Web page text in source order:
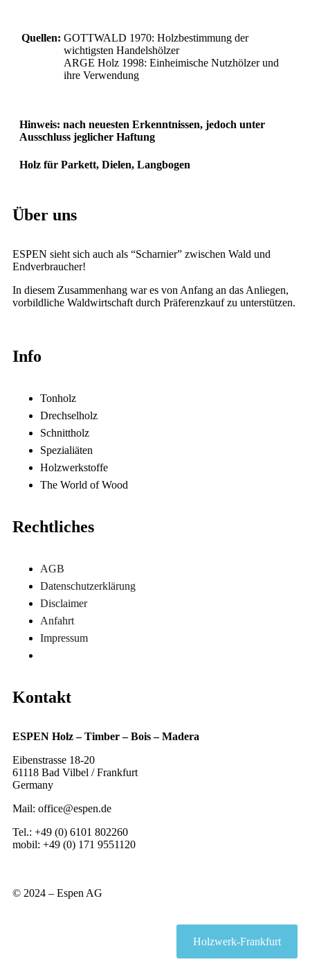
Quellen: GOTTWALD 1970: Holzbestimmung der
wichtigsten Handelshölzer
ARGE Holz 1998: Einheimische Nutzhölzer und
ihre Verwendung
Hinweis: nach neuesten Erkenntnissen, jedoch unter
Ausschluss jeglicher Haftung
Holz für Parkett, Dielen, Langbogen
Über uns
ESPEN sieht sich auch als “Scharnier” zwischen Wald und
Endverbraucher!
In diesem Zusammenhang war es von Anfang an das Anliegen,
vorbildliche Waldwirtschaft durch Präferenzkauf zu unterstützen.
Info
Tonholz
Drechselholz
Schnittholz
Spezialiäten
Holzwerkstoffe
The World of Wood
Rechtliches
AGB
Datenschutzerklärung
Disclaimer
Anfahrt
Impressum
Kontakt
ESPEN Holz – Timber – Bois – Madera
Eibenstrasse 18-20
61118 Bad Vilbel / Frankfurt
Germany
Mail: office@espen.de
Tel.: +49 (0) 6101 802260
mobil: +49 (0) 171 9551120
© 2024 – Espen AG
Holzwerk-Frankfurt